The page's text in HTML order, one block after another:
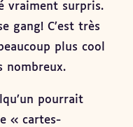
vraiment surpris.
gang! C’est très
plus cool
nombreux.
pourrait
« cartes-